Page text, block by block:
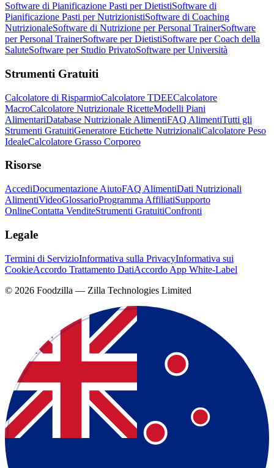
Software di Pianificazione Pasti per DietistiSoftware di
Pianificazione Pasti per NutrizionistiSoftware di Coaching
NutrizionaleSoftware di Nutrizione per Personal TrainerSoftware
per Personal TrainerSoftware per DietistiSoftware per Coach della
SaluteSoftware per Studio PrivatoSoftware per Università
Strumenti Gratuiti
Calcolatore di RisparmioCalcolatore TDEECalcolatore
MacroCalcolatore Nutrizionale RicetteModelli Piani
AlimentariDatabase Nutrizionale AlimentiFAQ AlimentiTutti gli
Strumenti GratuitiGeneratore Etichette NutrizionaliCalcolatore Peso
IdealeCalcolatore Grasso Corporeo
Risorse
AccediDocumentazione AiutoFAQ AlimentiDati Nutrizionali
AlimentiVideoGlossarioProgramma AffiliatiSupporto
OnlineContatta VenditeStrumenti GratuitiConfronti
Legale
Termini di ServizioInformativa sulla PrivacyInformativa sui
CookieAccordo Trattamento DatiAccordo App White-Label
© 2026 Foodzilla — Zilla Technologies Limited